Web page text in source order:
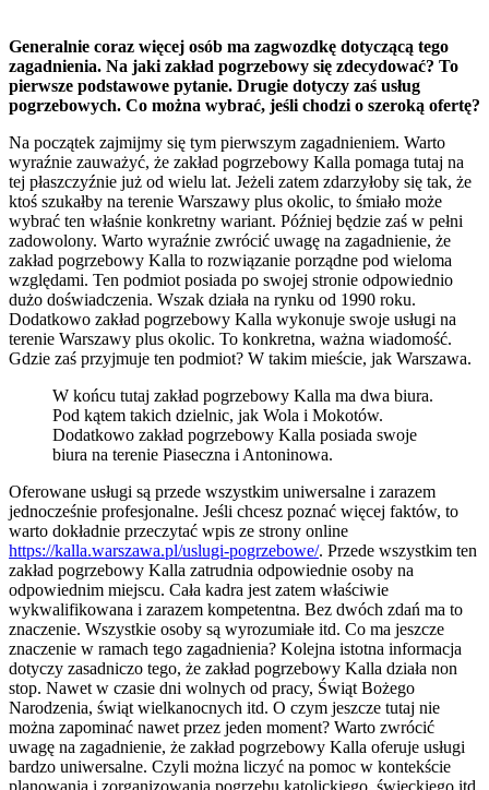
Generalnie coraz więcej osób ma zagwozdkę dotyczącą tego
zagadnienia. Na jaki zakład pogrzebowy się zdecydować? To
pierwsze podstawowe pytanie. Drugie dotyczy zaś usług
pogrzebowych. Co można wybrać, jeśli chodzi o szeroką ofertę?
Na początek zajmijmy się tym pierwszym zagadnieniem. Warto
wyraźnie zauważyć, że zakład pogrzebowy Kalla pomaga tutaj na
tej płaszczyźnie już od wielu lat. Jeżeli zatem zdarzyłoby się tak, że
ktoś szukałby na terenie Warszawy plus okolic, to śmiało może
wybrać ten właśnie konkretny wariant. Później będzie zaś w pełni
zadowolony. Warto wyraźnie zwrócić uwagę na zagadnienie, że
zakład pogrzebowy Kalla to rozwiązanie porządne pod wieloma
względami. Ten podmiot posiada po swojej stronie odpowiednio
dużo doświadczenia. Wszak działa na rynku od 1990 roku.
Dodatkowo zakład pogrzebowy Kalla wykonuje swoje usługi na
terenie Warszawy plus okolic. To konkretna, ważna wiadomość.
Gdzie zaś przyjmuje ten podmiot? W takim mieście, jak Warszawa.
W końcu tutaj zakład pogrzebowy Kalla ma dwa biura.
Pod kątem takich dzielnic, jak Wola i Mokotów.
Dodatkowo zakład pogrzebowy Kalla posiada swoje
biura na terenie Piaseczna i Antoninowa.
Oferowane usługi są przede wszystkim uniwersalne i zarazem
jednocześnie profesjonalne. Jeśli chcesz poznać więcej faktów, to
warto dokładnie przeczytać wpis ze strony online
https://kalla.warszawa.pl/uslugi-pogrzebowe/. Przede wszystkim ten
zakład pogrzebowy Kalla zatrudnia odpowiednie osoby na
odpowiednim miejscu. Cała kadra jest zatem właściwie
wykwalifikowana i zarazem kompetentna. Bez dwóch zdań ma to
znaczenie. Wszystkie osoby są wyrozumiałe itd. Co ma jeszcze
znaczenie w ramach tego zagadnienia? Kolejna istotna informacja
dotyczy zasadniczo tego, że zakład pogrzebowy Kalla działa non
stop. Nawet w czasie dni wolnych od pracy, Świąt Bożego
Narodzenia, świąt wielkanocnych itd. O czym jeszcze tutaj nie
można zapominać nawet przez jeden moment? Warto zwrócić
uwagę na zagadnienie, że zakład pogrzebowy Kalla oferuje usługi
bardzo uniwersalne. Czyli można liczyć na pomoc w kontekście
planowania i zorganizowania pogrzebu katolickiego, świeckiego itd.